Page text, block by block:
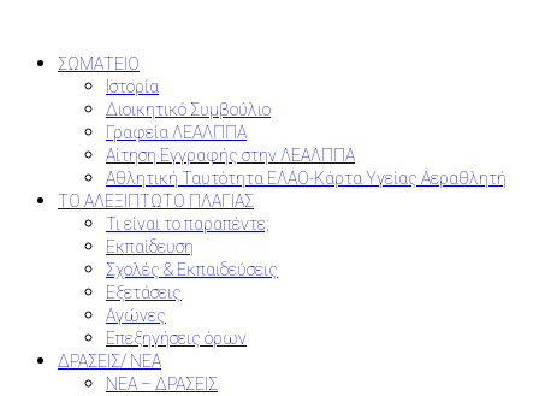
ΣΩΜΑΤΕΙΟ
Ιστορία
Διοικητικό Συμβούλιο
Γραφεία ΛΕΑΛΠΠΑ
Αίτηση Εγγραφής στην ΛΕΑΛΠΠΑ
Αθλητική Ταυτότητα ΕΛΑΟ-Κάρτα Υγείας Αεραθλητή
ΤΟ ΑΛΕΞΙΠΤΩΤΟ ΠΛΑΓΙΑΣ
Τι είναι το παραπέντε;
Εκπαίδευση
Σχολές & Εκπαιδεύσεις
Εξετάσεις
Αγώνες
Επεξηγήσεις όρων
ΔΡΑΣΕΙΣ/ ΝΕΑ
ΝΕΑ – ΔΡΑΣΕΙΣ